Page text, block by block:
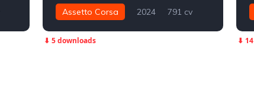
Assetto Corsa 2024
791 cv
Street
⬇ 5 downloads ⬇